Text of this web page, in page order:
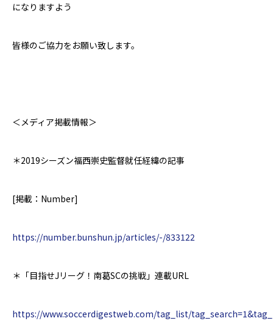
になりますよう
皆様のご協力をお願い致します。
＜メディア掲載情報＞
＊2019シーズン福西崇史監督就任経緯の記事
[掲載： Number]
https://number.bunshun.jp/articles/-/833122
＊ 「目指せJリーグ！南葛SCの挑戦」連載URL
https://www.soccerdigestweb.com/tag_list/